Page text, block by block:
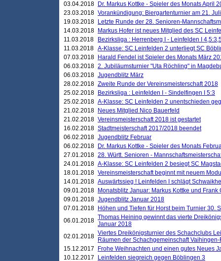
03.04.2018
Dr. Markus Kottke - Spieler des Monats April
23.03.2018 Vorankündigung: Biergartenturnier am 21.
19.03.2018
Letzte Runde der 28. Senioren-
14.03.2018
Markus Hofer ist neues Mitglied des SC
11.03.2018
Bezirksliga : Herrenberg I - Leinfelden I
11.03.2018 A-Klasse: SC Leinfelden 2 unterliegt SC
07.03.2018
Harald Fendel ist Spieler des Monats März
06.03.2018 2. Jubiläumsturnier "Uta Röchling" in
06.03.2018 Jugendblitz März
28.02.2018 Zweite Runde der Vereinsmeisterschaft 2018
25.02.2018
Bezirksliga : Leinfelden I - Sindelfingen I 5:3
25.02.2018 A-Klasse: SC Leinfelden 2 unentschieden
21.02.2018
Neues Mitglied Nico Bauerfeld
21.02.2018 Vereinsmeisterschaft 2018 ist gestartet
16.02.2018 Stadtmeisterschaft 2017/2018 beendet
06.02.2018 Jugendblitz Februar
06.02.2018
Dr. Markus Kottke - Spieler des Monats
27.01.2018 28. Württ. Senioren -
24.01.2018 A-Klasse: SC Leinfelden 2 besiegt SC
18.01.2018 Vereinsmeisterschaft beginnt mit neuem
14.01.2018 Auswärtssieg ! Leinfelden I schlägt
09.01.2018
Monatsblitz Januar: Markus Kottke und
09.01.2018 Jugendblitz Januar 2018
07.01.2018
Höhen und Tiefen für Horst beim Turnier 30.
06.01.2018 Thomas Heining gewinnt das vierte
Januar 2018
02.01.2018 Viertes Dreikönigsturnier des Schachclubs
Räumen der Schachgemeinschaft
15.12.2017
Frohe Weihnachten und einen gutes Neues
10.12.2017
Leinfelden siegreich gegen Böblingen 3